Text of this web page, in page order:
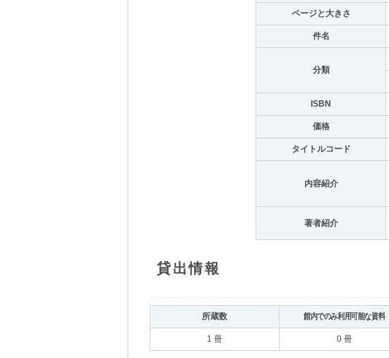
ページと大きさ
件名
分類
ISBN
価格
タイトルコード
内容紹介
著者紹介
貸出情報
所蔵数 館内でのみ利用可能な資料
1 冊 0 冊